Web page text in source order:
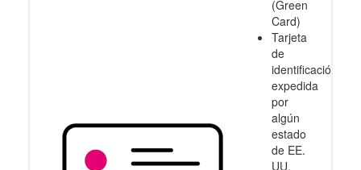
(Green
Card)
Tarjeta
de
identificación
expedida
por
algún
estado
de EE.
UU.